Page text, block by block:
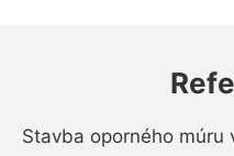
Stavba oporného múru